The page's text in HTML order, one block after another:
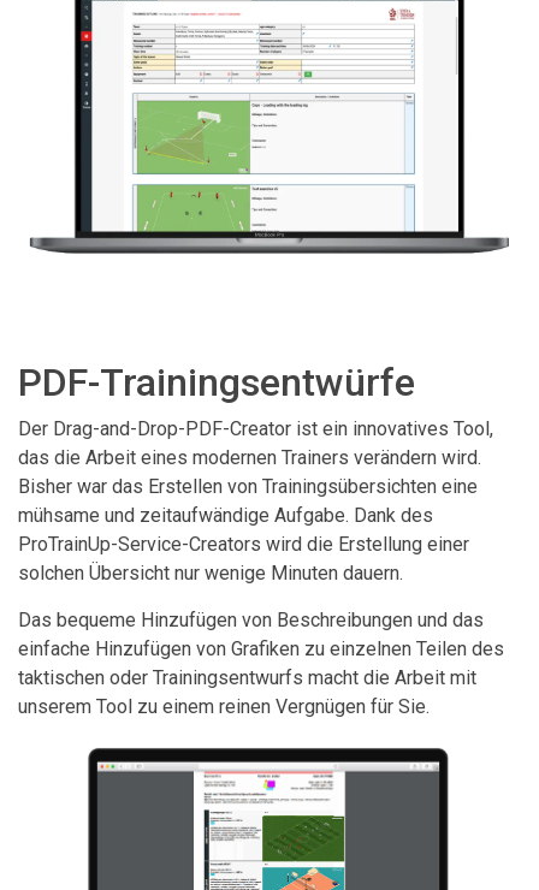
PDF-Trainingsentwürfe
Der Drag-and-Drop-PDF-Creator ist ein innovatives Tool,
das die Arbeit eines modernen Trainers verändern wird.
Bisher war das Erstellen von Trainingsübersichten eine
mühsame und zeitaufwändige Aufgabe. Dank des
ProTrainUp-Service-Creators wird die Erstellung einer
solchen Übersicht nur wenige Minuten dauern.
Das bequeme Hinzufügen von Beschreibungen und das
einfache Hinzufügen von Grafiken zu einzelnen Teilen des
taktischen oder Trainingsentwurfs macht die Arbeit mit
unserem Tool zu einem reinen Vergnügen für Sie.